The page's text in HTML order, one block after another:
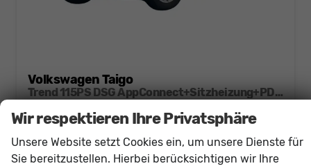
Volkswagen Taigo
Trend 115PS DSG AppConnect+Sitzheizung+PDC+Alu16+LED+DAB+FrontAssist
[6U6U] Ascotgrau
Wir respektieren Ihre Privatsphäre
Unsere Website setzt Cookies ein, um unsere Dienste für
Sie bereitzustellen. Hierbei berücksichtigen wir Ihre